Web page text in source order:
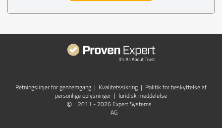
Retningslinjer for gennemgang | Kvalitetssikring | Politik for beskyttelse af
personlige oplysninger | Juridisk meddelelse
©
2011 - 2026 Expert Systems
AG